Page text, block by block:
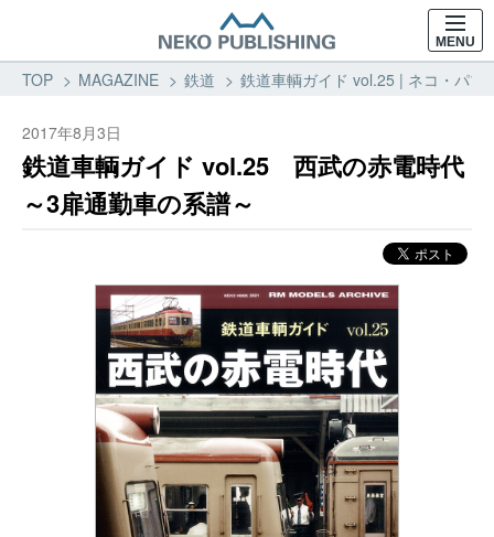
MENU
TOP MAGAZINE 鉄道 鉄道車輌ガイド vol.25 | ネコ・パブ
2017年8月3日
鉄道車輌ガイド vol.25 西武の赤電時代
～3扉通勤車の系譜～